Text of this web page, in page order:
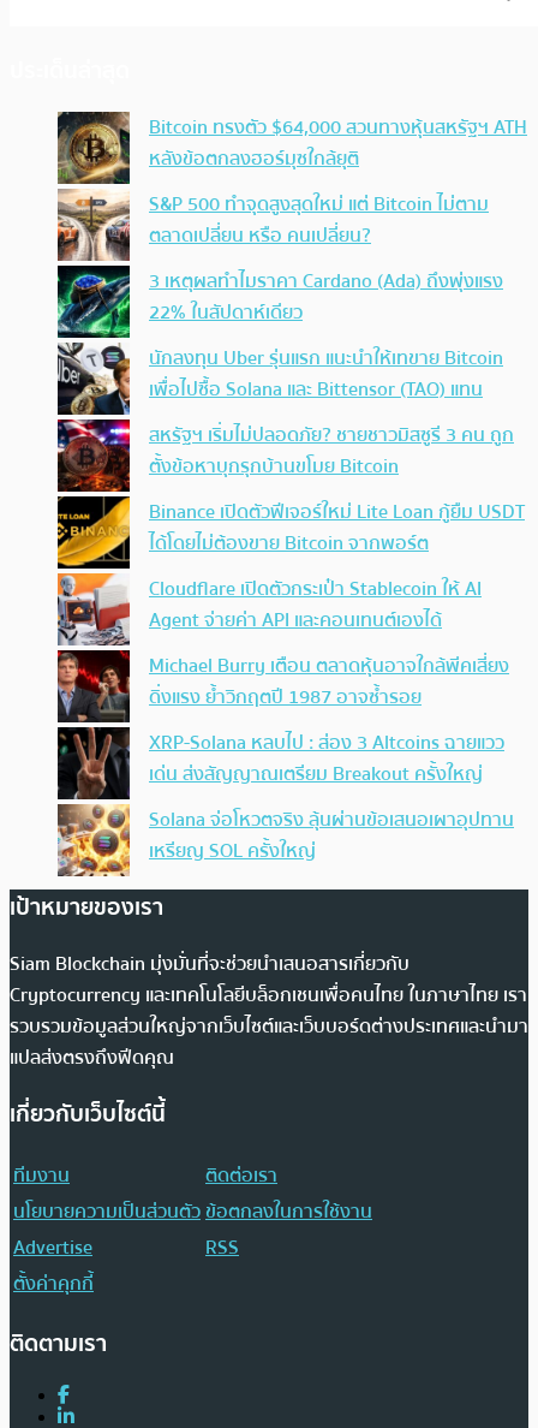
Bitcoin ทรงตัว $64,000 สวนทางหุ้นสหรัฐฯ ATH
หลังข้อตกลงฮอร์มุซใกล้ยุติ
S&P 500 ทำจุดสูงสุดใหม่ แต่ Bitcoin ไม่ตาม
ตลาดเปลี่ยน หรือ คนเปลี่ยน?
3 เหตุผลทำไมราคา Cardano (Ada) ถึงพุ่งแรง
22% ในสัปดาห์เดียว
นักลงทุน Uber รุ่นแรก แนะนำให้เทขาย Bitcoin
เพื่อไปซื้อ Solana และ Bittensor (TAO) แทน
สหรัฐฯ เริ่มไม่ปลอดภัย? ชายชาวมิสซูรี 3 คน ถูก
ตั้งข้อหาบุกรุกบ้านขโมย Bitcoin
Binance เปิดตัวฟีเจอร์ใหม่ Lite Loan กู้ยืม USDT
ได้โดยไม่ต้องขาย Bitcoin จากพอร์ต
Cloudflare เปิดตัวกระเป๋า Stablecoin ให้ AI
Agent จ่ายค่า API และคอนเทนต์เองได้
Michael Burry เตือน ตลาดหุ้นอาจใกล้พีคเสี่ยง
ดิ่งแรง ย้ำวิกฤตปี 1987 อาจซ้ำรอย
XRP-Solana หลบไป : ส่อง 3 Altcoins ฉายแวว
เด่น ส่งสัญญาณเตรียม Breakout ครั้งใหญ่
Solana จ่อโหวตจริง ลุ้นผ่านข้อเสนอเผาอุปทาน
เหรียญ SOL ครั้งใหญ่
เป้าหมายของเรา
Siam Blockchain มุ่งมั่นที่จะช่วยนำเสนอสารเกี่ยวกับ
Cryptocurrency และเทคโนโลยีบล็อกเชนเพื่อคนไทย ในภาษาไทย เรา
รวบรวมข้อมูลส่วนใหญ่จากเว็บไซต์และเว็บบอร์ดต่างประเทศและนำมา
แปลส่งตรงถึงฟีดคุณ
เกี่ยวกับเว็บไซต์นี้
ทีมงาน
ติดต่อเรา
นโยบายความเป็นส่วนตัวข้อตกลงในการใช้งาน
Advertise
RSS
ตั้งค่าคุกกี้
ติดตามเรา